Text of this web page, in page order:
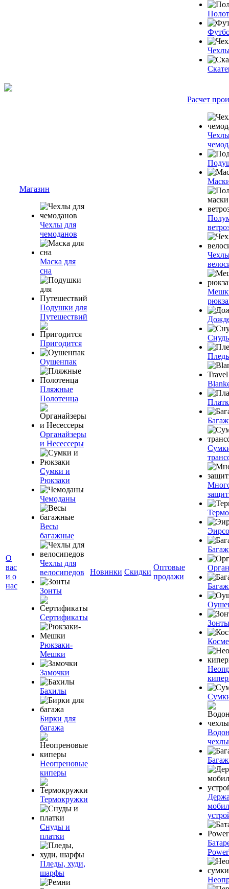
О
вас
и о
нас
Магазин
Чехлы для
чемоданов
Маска для
сна
Подушки для
Путешествий
Пригодится
Оушенпак
Пляжные
Полотенца
Органайзеры
и Несессеры
Сумки и
Рюкзаки
Чемоданы
Весы
багажные
Чехлы для
велосипедов
Зонты
Сертификаты
Рюкзаки-
Мешки
Замочки
Бахилы
Бирки для
багажа
Неопреновые
киперы
Термокружки
Снуды и
платки
Пледы, худи,
шарфы
Новинки Скидки
Оптовые
продажи
Расчет
Зонты